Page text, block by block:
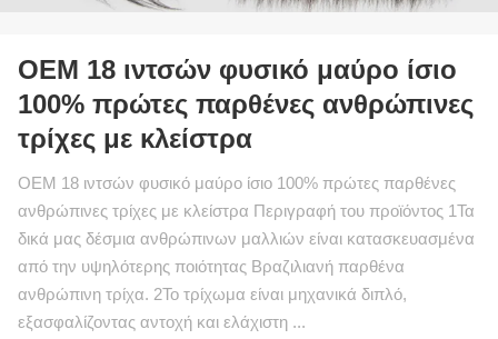
OEM 18 ιντσών φυσικό μαύρο ίσιο
100% πρώτες παρθένες ανθρώπινες
τρίχες με κλείστρα
OEM 18 ιντσών φυσικό μαύρο ίσιο 100% πρώτες παρθένες
ανθρώπινες τρίχες με κλείστρα Περιγραφή του προϊόντος 1Τα
δικά μας δέσμια ανθρώπινων μαλλιών είναι κατασκευασμένα
από την υψηλότερης ποιότητας Βραζιλιανή παρθένα
ανθρώπινη τρίχα. 2Το τρίχωμα είναι μηχανικά διπλό,
εξασφαλίζοντας αντοχή και ελάχιστη ...